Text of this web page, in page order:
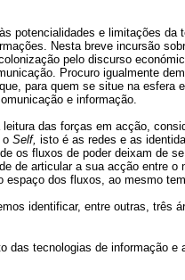
potencialidades e limitações
Nesta breve incursão
pelo discurso
Procuro igualmente
para quem se situe na
e informação.
das forças em acção,
o Self, isto é as redes e as
os fluxos de poder deixam de
de articular a sua acção entre
dos fluxos, ao mesmo
identificar, entre outras, três
das tecnologias de informação